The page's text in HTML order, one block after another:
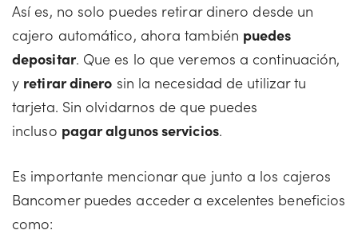
Así es, no solo puedes retirar dinero desde un
cajero automático, ahora también puedes
depositar. Que es lo que veremos a continuación,
y retirar dinero sin la necesidad de utilizar tu
tarjeta. Sin olvidarnos de que puedes
incluso pagar algunos servicios.
Es importante mencionar que junto a los cajeros
Bancomer puedes acceder a excelentes beneficios
como: